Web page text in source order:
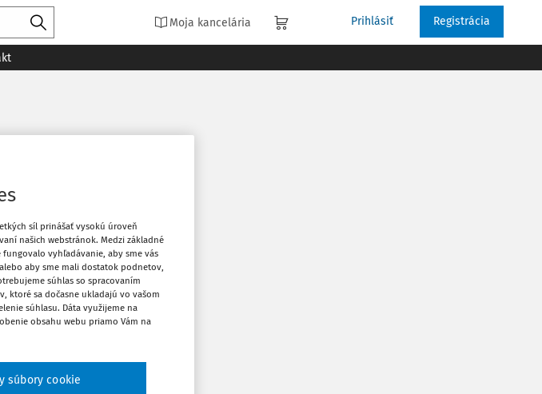
Moja kancelária Prihlásiť Registrácia
sa
Vytlačiť
Obľúbené
Stiahnuť
síl prinášať vysokú úroveň
našich webstránok. Medzi základné
vyhľadávanie, aby sme vás
aby sme mali dostatok podnetov,
súhlas so spracovaním
ktoré sa dočasne ukladajú vo vašom
súhlasu. Dáta využijeme na
obsahu webu priamo Vám na
súbory cookie